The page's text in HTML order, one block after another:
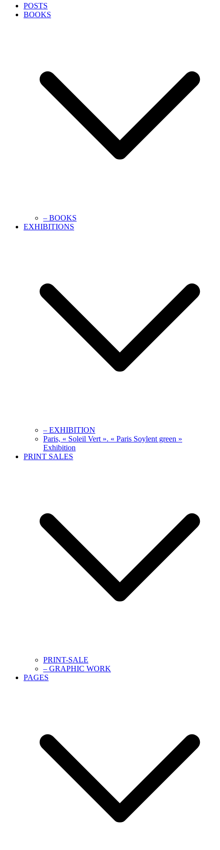
POSTS
BOOKS
– BOOKS
EXHIBITIONS
– EXHIBITION
Paris, « Soleil Vert ». « Paris Soylent green »
Exhibition
PRINT SALES
PRINT-SALE
– GRAPHIC WORK
PAGES